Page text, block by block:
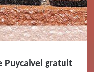
Puycalvel gratuit